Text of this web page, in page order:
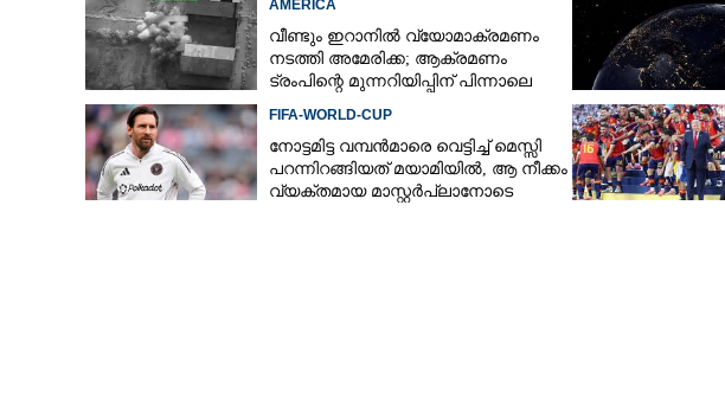
AMERICA
വീണ്ടും ഇറാനിൽ വ്യോമാക്രമണം
നടത്തി അമേരിക്ക; ആക്രമണം
ട്രംപിന്റെ മുന്നറിയിപ്പിന് പിന്നാലെ
FIFA-WORLD-CUP
നോട്ടമിട്ട വമ്പന്‍മാരെ വെട്ടിച്ച് മെസ്സി
പറന്നിറങ്ങിയത് മയാമിയില്‍, ആ നീക്കം
വ്യക്തമായ മാസ്റ്റര്‍പ്ലാനോടെ
പറഞ്ഞ് പുടിൻ, ​തടവുകാരുടെ
കൈമാറ്റത്തിൽ മൗനം തുടർന്ന്
സെലെൻസ്‌കി